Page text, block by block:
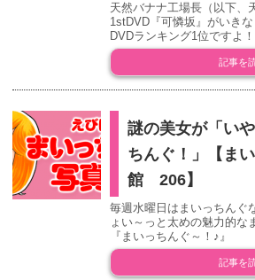
天然バナナ工場長（以下
1stDVD『可憐坂』がいき
DVDランキング1位です
記事を
謎の美女が「い
ちんぐ！」【ま
館 206】
毎週水曜日はまいっちんぐ
ょい～っと太めの魅力的な
『まいっちんぐ～！♪』
記事を